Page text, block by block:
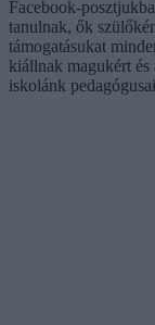
Facebook-
tanulnak, ők
támogatásukat
kiállnak magukért
iskolánk